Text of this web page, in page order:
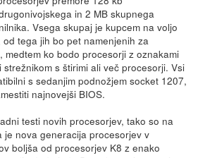
in 2 MB skupnega
Vsega skupaj je kupcem na voljo
tega jih bo pet namenjenih za
medtem ko bodo procesorji z oznakami
s štirimi ali več procesorji. Vsi
s sedanjim podnožjem socket 1207,
najnovejši BIOS.
testi novih procesorjev, tako so na
je nova generacija procesorjev v
boljša od procesorjev K8 z enako